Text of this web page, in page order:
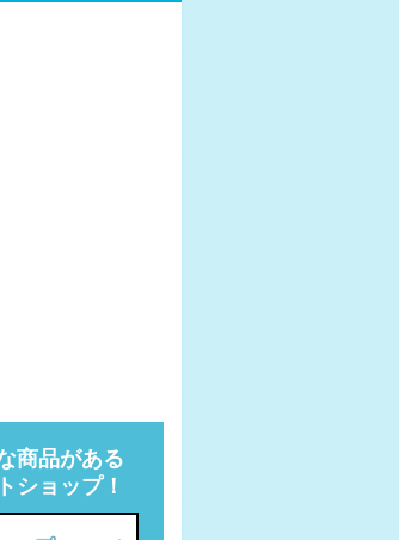
商品がある
ショップ！